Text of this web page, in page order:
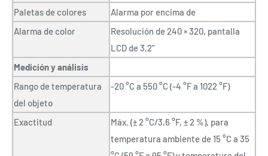
Paletas de colores
Alarma por encima de
Alarma de color
Resolución de 240 × 320, pantalla
LCD de 3,2”
Medición y análisis
Rango de temperatura
del objeto
-20 °C a 550 °C (-4 °F a 1022 °F)
Exactitud
Máx. (± 2 °C/3,6 °F, ± 2 %), para
temperatura ambiente de 15 °C a 35